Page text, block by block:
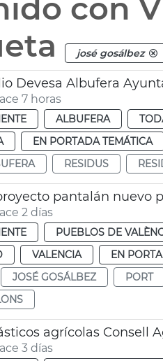
con
josé gosálbez
Devesa Albufera
7 horas
ALBUFERA
EN PORTADA TEMÁTICA
RESIDUS
pantalán nuevo
2 días
PUEBLOS DE
VALENCIA EN
JOSÉ GOSÁLBEZ PORT
agrícolas Consell
3 días